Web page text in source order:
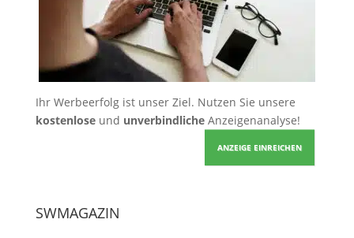
Ihr Werbeerfolg ist unser Ziel. Nutzen Sie unsere
kostenloseund unverbindlicheAnzeigenanalyse!
ANZEIGE EINREICHEN
SWMAGAZIN